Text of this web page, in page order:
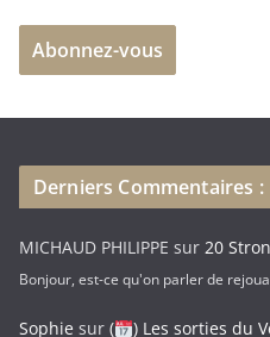
e
s
-
i
l
Abonnez-vous
Derniers Commentaires :
MICHAUD PHILIPPE sur 20
Bonjour, est-ce qu'on parler de
Sophie sur ( ) Les sorties du